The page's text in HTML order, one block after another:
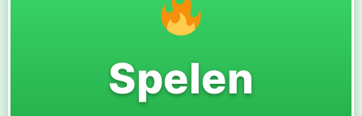
Spelen